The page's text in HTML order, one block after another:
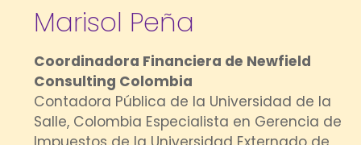
Marisol Peña
Coordinadora Financiera de Newfield
Consulting Colombia
Contadora Pública de la Universidad de la
Salle, Colombia Especialista en Gerencia de